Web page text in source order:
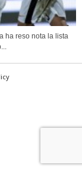
ha reso nota la lista